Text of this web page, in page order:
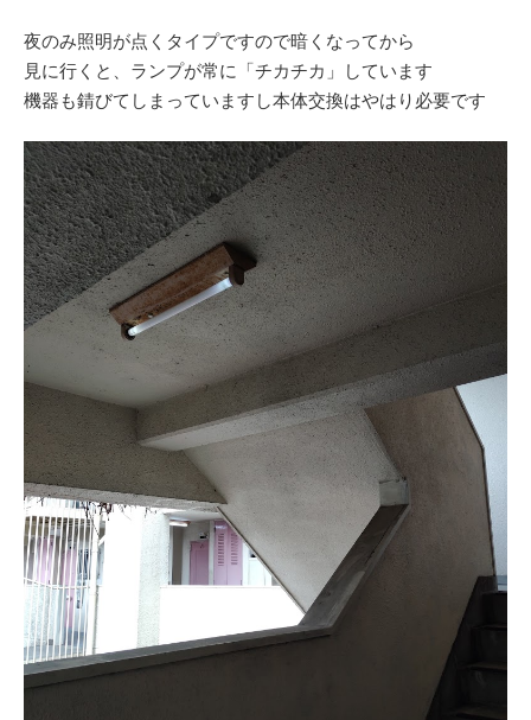
夜のみ照明が点くタイプですので暗くなってから
見に行くと、ランプが常に「チカチカ」しています
機器も錆びてしまっていますし本体交換はやはり必要です